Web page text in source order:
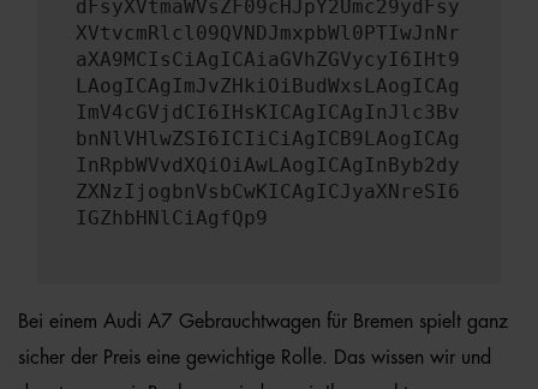
dFsyXVtmaWVsZF09cHJpY2Umc29ydFsy
XVtvcmRlcl09QVNDJmxpbWl0PTIwJnNr
aXA9MCIsCiAgICAiaGVhZGVycyI6IHt9
LAogICAgImJvZHkiOiBudWxsLAogICAg
ImV4cGVjdCI6IHsKICAgICAgInJlc3Bv
bnNlVHlwZSI6ICIiCiAgICB9LAogICAg
InRpbWVvdXQiOiAwLAogICAgInByb2dy
ZXNzIjogbnVsbCwKICAgICJyaXNreSI6
IGZhbHNlCiAgfQp9
Bei einem Audi A7 Gebrauchtwagen für Bremen spielt ganz
sicher der Preis eine gewichtige Rolle. Das wissen wir und